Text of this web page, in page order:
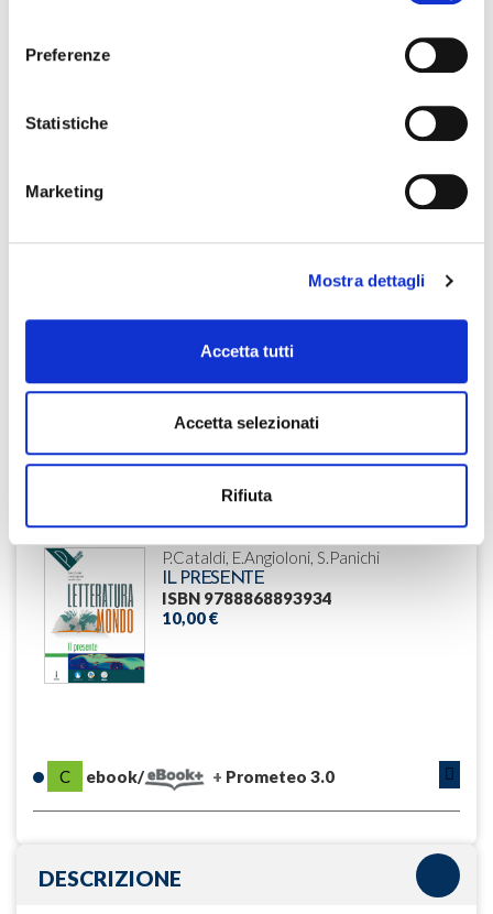
Preferenze
Statistiche
Marketing
Mostra dettagli
Accetta tutti
Accetta selezionati
Rifiuta
PERCORSI DI ALIMENTAZIONE,
ISBN 9788868893668
9,00 €
P.Cataldi, E.Angioloni, S.Panichi
IL PRESENTE
ISBN 9788868893934
10,00 €
C ebook/ Prometeo 3.0
DESCRIZIONE